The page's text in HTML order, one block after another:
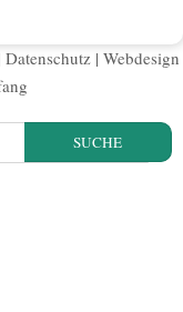
Datenschutz | Webdesign
SUCHE